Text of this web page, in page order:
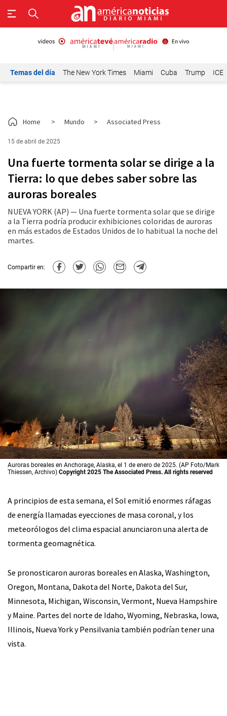
Temas del día The New York Times Miami Cuba Trump ICE
Home > Mundo > Associated Press
15 de abril de 2025
Una fuerte tormenta solar se dirige a la
Tierra: lo que debes saber sobre las
auroras boreales
NUEVA YORK (AP) — Una fuerte tormenta solar que se dirige
a la Tierra podría producir exhibiciones coloridas de auroras
en más estados de Estados Unidos de lo habitual la noche del
martes.
Compartir en:
Auroras boreales en Anchorage, Alaska, el 1 de enero de 2025. (AP Foto/Mark
Thiessen, Archivo) Copyright 2025 The Associated Press. All rights reserved
A principios de esta semana, el Sol emitió enormes ráfagas
de energía llamadas eyecciones de masa coronal, y los
meteorólogos del clima espacial anunciaron una alerta de
tormenta geomagnética.
Se pronosticaron auroras boreales en Alaska, Washington,
Oregon, Montana, Dakota del Norte, Dakota del Sur,
Minnesota, Michigan, Wisconsin, Vermont, Nueva Hampshire
y Maine. Partes del norte de Idaho, Wyoming, Nebraska, Iowa,
Illinois, Nueva York y Pensilvania también podrían tener una
vista.